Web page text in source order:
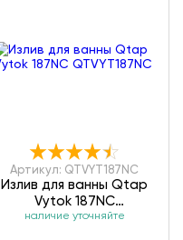
Артикул: QTVYT187NC
Излив для ванны Qtap
Vytok 187NC
QTVYT187NC
наличие уточняйте